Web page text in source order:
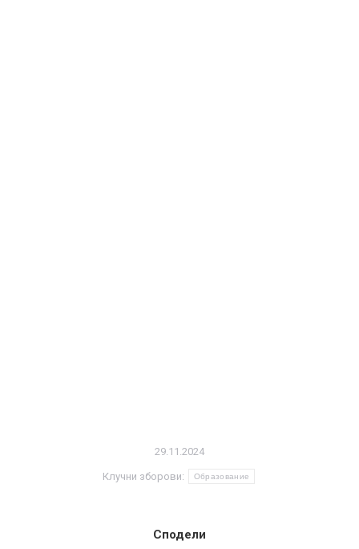
29.11.2024
Клучни зборови: Образование
Сподели